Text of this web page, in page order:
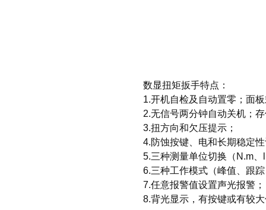
数显扭矩扳手特点：
1.开机自检及自动置零；面
2.无信号两分钟自动关机；
3.扭方向和欠压提示；
4.防蚀按键、电和长期稳定
5.三种测量单位切换（N.m、
6.三种工作模式（峰值、跟
7.任意报警值设置声光报警；
8.背光显示，有按键或有较